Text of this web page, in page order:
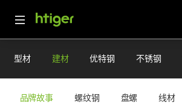
型材 建材 优特钢 不锈钢
品牌故事 螺纹钢 盘螺 线材